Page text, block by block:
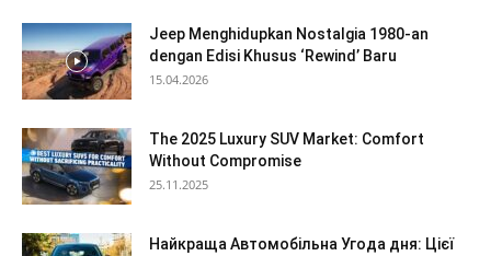
Jeep Menghidupkan Nostalgia 1980-an
dengan Edisi Khusus ‘Rewind’ Baru
15.04.2026
The 2025 Luxury SUV Market: Comfort
Without Compromise
25.11.2025
Найкраща Автомобільна Угода дня: Цієї